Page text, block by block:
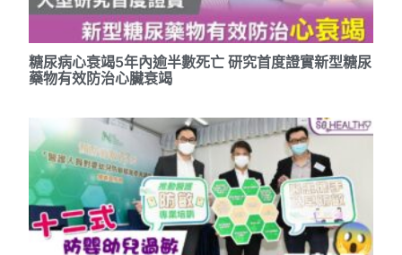
糖尿病心衰竭5年內逾半數死亡 研究首度證實新型糖尿
藥物有效防治心臟衰竭